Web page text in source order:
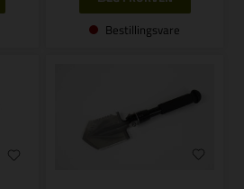
Bestillingsvare